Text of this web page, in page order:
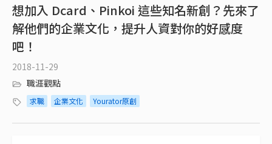
想加入 Dcard、Pinkoi 這些知名新創？先來了
解他們的企業文化，提升人資對你的好感度
吧！
2018-11-29
職涯觀點
求職 企業文化 Yourator原創